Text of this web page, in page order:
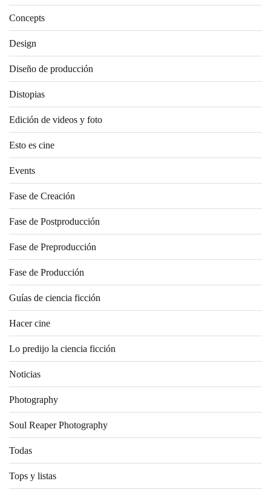
Concepts
Design
Diseño de producción
Distopias
Edición de videos y foto
Esto es cine
Events
Fase de Creación
Fase de Postproducción
Fase de Preproducción
Fase de Producción
Guías de ciencia ficción
Hacer cine
Lo predijo la ciencia ficción
Noticias
Photography
Soul Reaper Photography
Todas
Tops y listas